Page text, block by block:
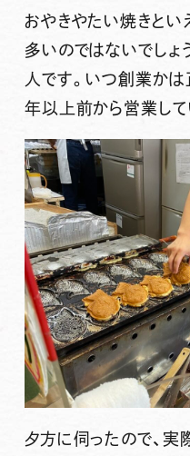
おやきやたい焼きとい
多いのではないでしょ
人です。いつ創業か
年以上前から営業して
夕方に伺ったので、実